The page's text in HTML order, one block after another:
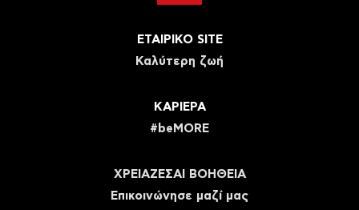
ΕΤΑΙΡΙΚΟ SITE
Καλύτερη ζωή
ΚΑΡΙΕΡΑ
#beMORE
ΧΡΕΙΑΖΕΣΑΙ ΒΟΗΘΕΙΑ
Eπικοινώνησε μαζί μας